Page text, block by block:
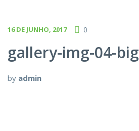
16 DE JUNHO, 2017 0
gallery-img-04-big
by admin